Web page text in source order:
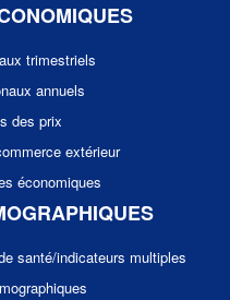
trimestriels
annuels
des prix
extérieur
économiques
santé/indicateurs multiples